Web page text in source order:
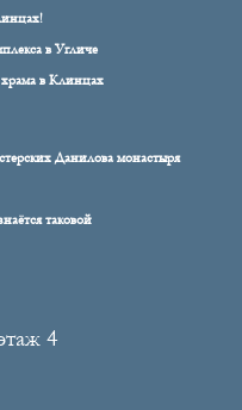
в Угличе
храма в Клинцах
Данилова монастыря
таковой
4